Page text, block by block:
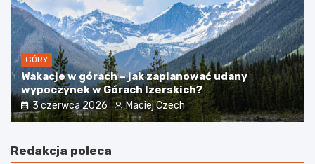
GÓRY
Wakacje w górach – jak zaplanować udany
wypoczynek w Górach Izerskich?
3 czerwca 2026 Maciej Czech
Redakcja poleca